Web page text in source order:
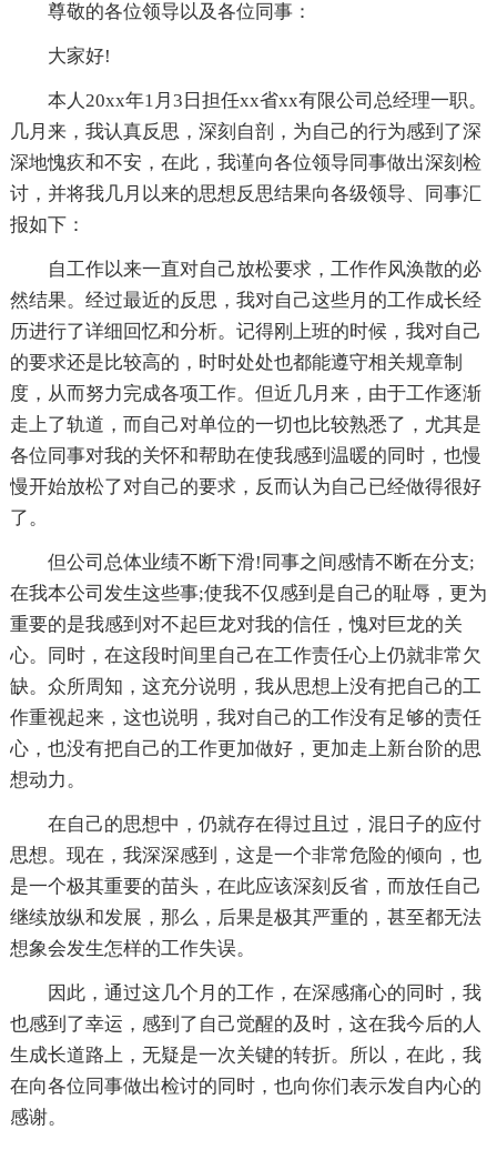
尊敬的各位领导以及各位同事：
大家好!
本人20xx年1月3日担任xx省xx有限公司总经理一职。
几月来，我认真反思，深刻自剖，为自己的行为感到了深
深地愧疚和不安，在此，我谨向各位领导同事做出深刻检
讨，并将我几月以来的思想反思结果向各级领导、同事汇
报如下：
自工作以来一直对自己放松要求，工作作风涣散的必
然结果。经过最近的反思，我对自己这些月的工作成长经
历进行了详细回忆和分析。记得刚上班的时候，我对自己
的要求还是比较高的，时时处处也都能遵守相关规章制
度，从而努力完成各项工作。但近几月来，由于工作逐渐
走上了轨道，而自己对单位的一切也比较熟悉了，尤其是
各位同事对我的关怀和帮助在使我感到温暖的同时，也慢
慢开始放松了对自己的要求，反而认为自己已经做得很好
了。
但公司总体业绩不断下滑!同事之间感情不断在分支;
在我本公司发生这些事;使我不仅感到是自己的耻辱，更为
重要的是我感到对不起巨龙对我的信任，愧对巨龙的关
心。同时，在这段时间里自己在工作责任心上仍就非常欠
缺。众所周知，这充分说明，我从思想上没有把自己的工
作重视起来，这也说明，我对自己的工作没有足够的责任
心，也没有把自己的工作更加做好，更加走上新台阶的思
想动力。
在自己的思想中，仍就存在得过且过，混日子的应付
思想。现在，我深深感到，这是一个非常危险的倾向，也
是一个极其重要的苗头，在此应该深刻反省，而放任自己
继续放纵和发展，那么，后果是极其严重的，甚至都无法
想象会发生怎样的工作失误。
因此，通过这几个月的工作，在深感痛心的同时，我
也感到了幸运，感到了自己觉醒的及时，这在我今后的人
生成长道路上，无疑是一次关键的转折。所以，在此，我
在向各位同事做出检讨的同时，也向你们表示发自内心的
感谢。